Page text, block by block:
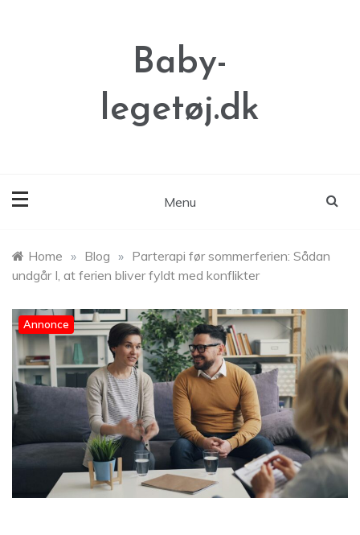
Baby-
legetøj.dk
Menu
Home » Blog » Parterapi før sommerferien: Sådan
undgår I, at ferien bliver fyldt med konflikter
Annonce